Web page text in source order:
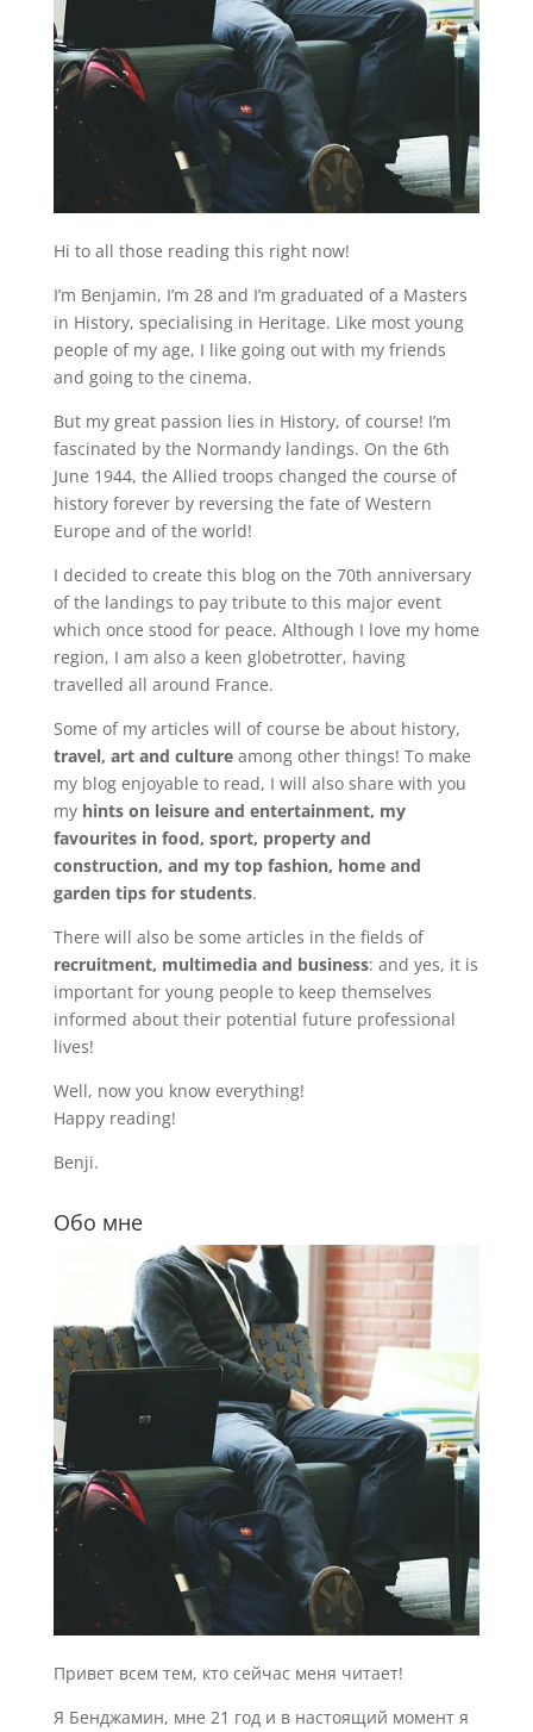
Hi to all those reading this right now!
I’m Benjamin, I’m 28 and I’m graduated of a Masters
in History, specialising in Heritage. Like most young
people of my age, I like going out with my friends
and going to the cinema.
But my great passion lies in History, of course! I’m
fascinated by the Normandy landings. On the 6th
June 1944, the Allied troops changed the course of
history forever by reversing the fate of Western
Europe and of the world!
I decided to create this blog on the 70th anniversary
of the landings to pay tribute to this major event
which once stood for peace. Although I love my home
region, I am also a keen globetrotter, having
travelled all around France.
Some of my articles will of course be about history,
travel, art and cultureamong other things! To make
my blog enjoyable to read, I will also share with you
my hints on leisure and entertainment, my
favourites in food, sport, property and
construction, and my top fashion, home and
garden tips for students.
There will also be some articles in the fields of
recruitment, multimedia and business: and yes, it is
important for young people to keep themselves
informed about their potential future professional
lives!
Well, now you know everything!
Happy reading!
Benji.
Обо мне
Привет всем тем, кто сейчас меня читает!
Я Бенджамин, мне 21 год и в настоящий момент я